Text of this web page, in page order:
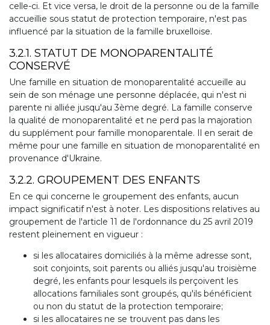
celle-ci. Et vice versa, le droit de la personne ou de la famille
accueillie sous statut de protection temporaire, n'est pas
influencé par la situation de la famille bruxelloise.
3.2.1. STATUT DE MONOPARENTALITÉ
CONSERVÉ
Une famille en situation de monoparentalité accueille au
sein de son ménage une personne déplacée, qui n'est ni
parente ni alliée jusqu'au 3ème degré. La famille conserve
la qualité de monoparentalité et ne perd pas la majoration
du supplément pour famille monoparentale. Il en serait de
même pour une famille en situation de monoparentalité en
provenance d'Ukraine.
3.2.2. GROUPEMENT DES ENFANTS
En ce qui concerne le groupement des enfants, aucun
impact significatif n'est à noter. Les dispositions relatives au
groupement de l'article 11 de l'ordonnance du 25 avril 2019
restent pleinement en vigueur :
si les allocataires domiciliés à la même adresse sont,
soit conjoints, soit parents ou alliés jusqu'au troisième
degré, les enfants pour lesquels ils perçoivent les
allocations familiales sont groupés, qu'ils bénéficient
ou non du statut de la protection temporaire;
si les allocataires ne se trouvent pas dans les